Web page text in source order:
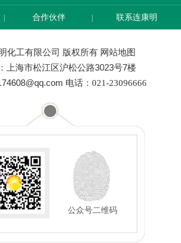
合作伙伴 联系连康明
化工有限公司 版权所有 网站地图
上海市松江区沪松公路3023号7楼
电话：021-23096666
公众号二维码